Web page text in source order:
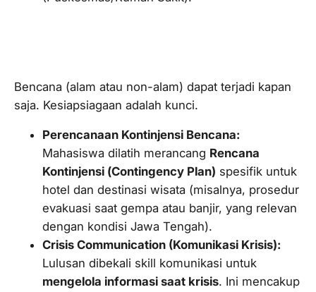
Bencana (alam atau non-alam) dapat terjadi kapan
saja. Kesiapsiagaan adalah kunci.
Perencanaan Kontinjensi Bencana:
Mahasiswa dilatih merancang Rencana
Kontinjensi (Contingency Plan) spesifik untuk
hotel dan destinasi wisata (misalnya, prosedur
evakuasi saat gempa atau banjir, yang relevan
dengan kondisi Jawa Tengah).
Crisis Communication (Komunikasi Krisis):
Lulusan dibekali skill komunikasi untuk
mengelola informasi saat krisis. Ini mencakup